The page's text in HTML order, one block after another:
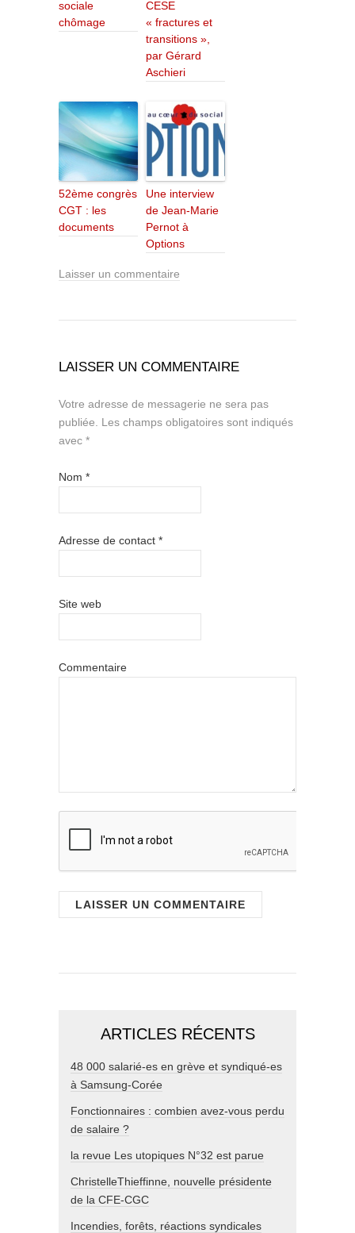
sociale
chômage
CESE
« fractures et
transitions »,
par Gérard
Aschieri
52ème congrès
CGT : les
documents
Une interview
de Jean-Marie
Pernot à
Options
Laisser un commentaire
LAISSER UN COMMENTAIRE
Votre adresse de messagerie ne sera pas
publiée.
Les champs obligatoires sont indiqués
avec *
Nom *
Adresse de contact *
Site web
Commentaire
ARTICLES RÉCENTS
48 000 salarié-es en grève et syndiqué-es
à Samsung-Corée
Fonctionnaires : combien avez-vous perdu
de salaire ?
la revue Les utopiques N°32 est parue
ChristelleThieffinne, nouvelle présidente
de la CFE-CGC
Incendies, forêts, réactions syndicales